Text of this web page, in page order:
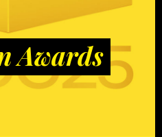
Awards